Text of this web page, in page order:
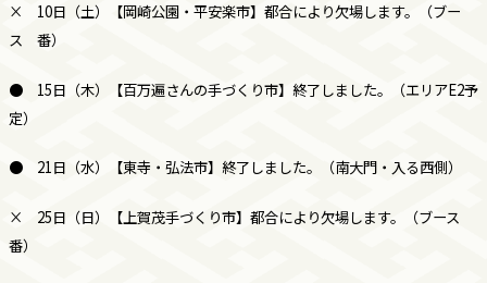
× 10日（土）【岡崎公園・平安楽市】都合により欠場します。（ブー
ス 番）
●15日（木）【百万遍さんの手づくり市】終了しました。（エリアE2予
定）
●21日（水）【東寺・弘法市】終了しました。（南大門・入る西側）
× 25日（日）【上賀茂手づくり市】都合により欠場します。（ブース
番）